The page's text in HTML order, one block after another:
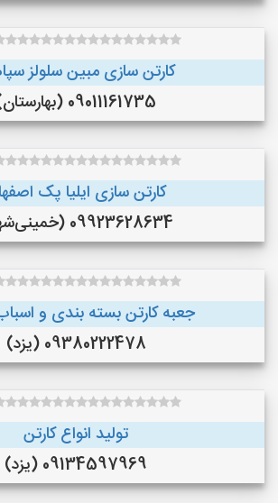
کارتن سازی مبین سلولز
09011161735 (بهارستان)
کارتن سازی ایلیا پک
09923628634 (خمینی‌شهر )
جعبه کارتن بسته بندی و
09380222478 (یزد)
تولید انواع کارتن
09134597969 (یزد)